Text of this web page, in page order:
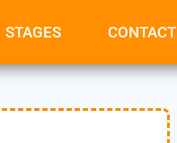
STAGES CONTACT